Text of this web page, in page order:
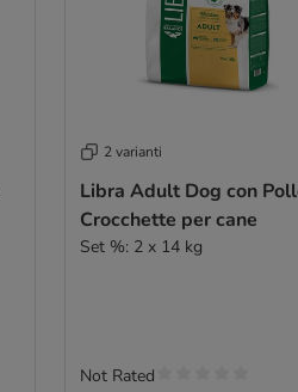
2 varianti
Libra Adult Dog con
Crocchette per cane
Set %: 2 x 14 kg
Not Rated